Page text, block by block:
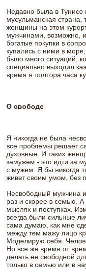
Недавно была в
мусульманская
женщины на этом
мужчинами, возможно,
богатые покупки в
купались с ними в
было много ситуаций,
специально выходил
время я полтора часа
О свободе
Я никогда не была
все проблемы решает
духовные. И таких
замужем - это идти за
с мужем. Я бы никогда
живет своим умом, без
Несвободный мужчина
раз и скорее в семью.
мыслях и поступках.
всегда были сильные
сама думаю, как мне
между тем мажу лицо
Моделирую себя.
Но все же время от
делать ее свободной
только в семью или в